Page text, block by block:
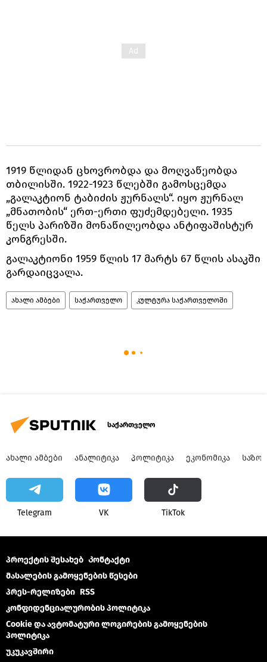
1919 წლიდან ცხოვრობდა და მოღვაწეობდა
თბილისში. 1922-1923 წლებში გამოსცემდა
„გალაკტიონ ტაბიძის ჟურნალს“. იყო ჟურნალ
„მნათობის“ ერთ-ერთი ფუძემდებელი. 1935
წელს პარიზში მონაწილეობდა ანტიფაშისტურ
კონგრესში.
გალაკტიონი 1959 წლის 17 მარტს 67 წლის ასაკში
გარდაიცვალა.
ახალი ამბები საქართველო კულტურა საქართველოში
საქართველო
ᲐᲮᲐᲚᲘ ᲐᲛᲑᲔᲑᲘ ᲐᲜᲐᲚᲘᲢᲘᲙᲐ ᲞᲝᲚᲘᲢᲘᲙᲐ ᲔᲙᲝᲜᲝᲛᲘᲙᲐ
Telegram VK ТikТоk
პროექტის შესახებ Კონტაქტი
მასალების გამოყენების წესები
პრეს-რელიზები RSS
კონფიდენციალურობის პოლიტიკა
Cookie და ავტომატური ლოგირების გამოყენების
პოლიტიკა
უკუკავშირი